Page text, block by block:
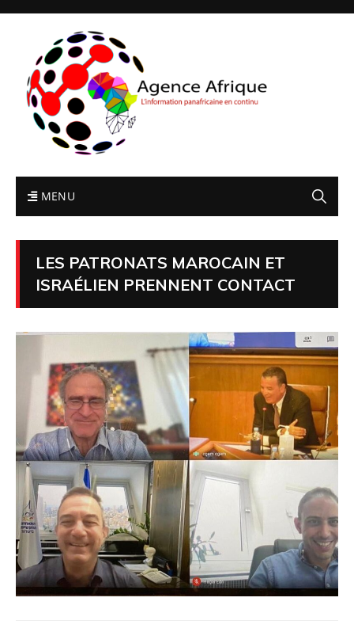
MENU
LES PATRONATS MAROCAIN ET
ISRAÉLIEN PRENNENT CONTACT